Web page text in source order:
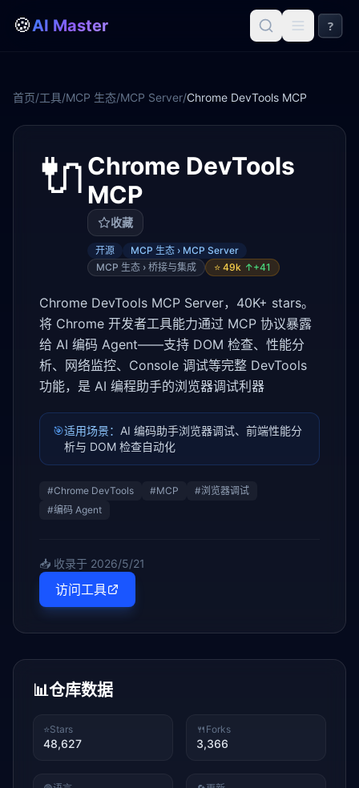
🍪AI Master ?
首页/工具/MCP 生态/MCP Server/Chrome DevTools MCP
🔌 Chrome DevTools
MCP
收藏
开源
MCP 生态 › MCP Server
MCP 生态 › 桥接与集成
⭐ 49k ↑+41
Chrome DevTools MCP Server，40K+ stars。
将 Chrome 开发者工具能力通过 MCP 协议暴露
给 AI 编码 Agent——支持 DOM 检查、性能分
析、网络监控、Console 调试等完整 DevTools
功能，是 AI 编程助手的浏览器调试利器
🎯适用场景： AI 编码助手浏览器调试、前端性能分
析与 DOM 检查自动化
#Chrome DevTools #MCP #浏览器调试
#编码 Agent
📥 收录于 2026/5/21
访问工具
📊仓库数据
⭐Stars
48,627
🍴 Forks
3,366